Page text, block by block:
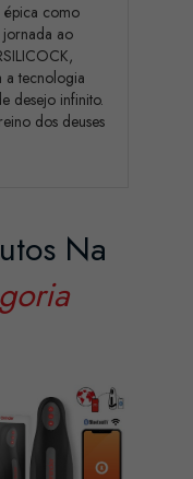
épica como
jornada ao
a tecnologia
desejo infinito.
dos deuses
Na